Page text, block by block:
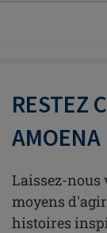
RESTEZ
AMOENA
Laissez-nous
moyens
histoires